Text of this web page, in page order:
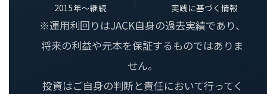
2015年〜継続 実践に基づく情報
※運用利回りはJACK自身の過去実績であり、
将来の利益や元本を保証するものではありま
せん。
投資はご自身の判断と責任において行ってく